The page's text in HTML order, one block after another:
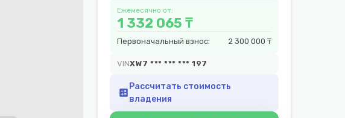
Ежемесячно от:
1 332 065 ₸
Первоначальный взнос: 2 300 000 ₸
VINXW7 *** *** *** 197
calculate
Рассчитать стоимость
владения